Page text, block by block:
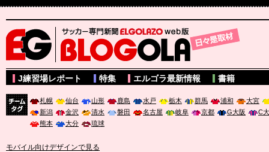
サッカー専門新聞ELGOLAZO web版 BLOGOLA
J練習場レポート 特集 エルゴラ最新情報 書籍
札幌 仙台 山形 鹿島 水戸 栃木 群馬 浦和
大宮
新潟
金沢 清水 磐田 名古屋 岐阜 京都 G大阪
C
熊本
大分 琉球
モバイル向けデザインで見る